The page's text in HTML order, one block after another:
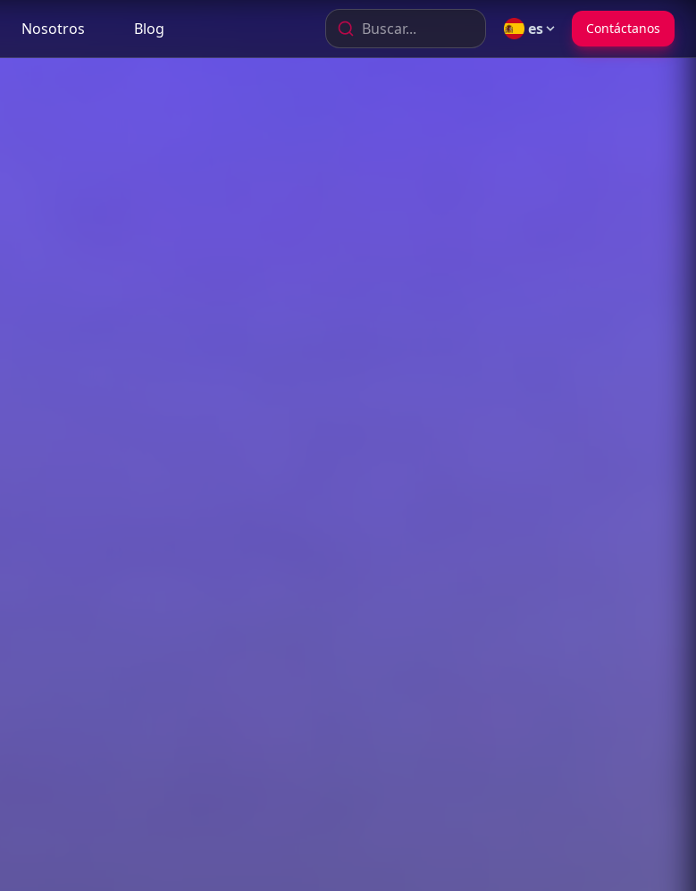
Nosotros Blog Buscar... es Contáctanos